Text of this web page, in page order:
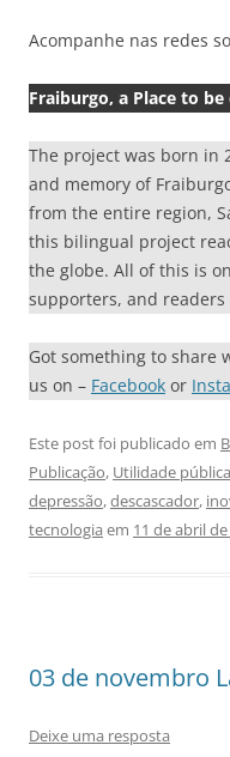
Acompanhe nas redes
Fraiburgo, a Place to
The project was born in
and memory of
from the entire region,
this bilingual project
the globe. All of this is
supporters, and readers
Got something to share
us on – Facebook or
Este post foi publicado em
Publicação, Utilidade pública
depressão,descascador,
tecnologia em 11 de abril
03 de novembro
Deixe uma resposta